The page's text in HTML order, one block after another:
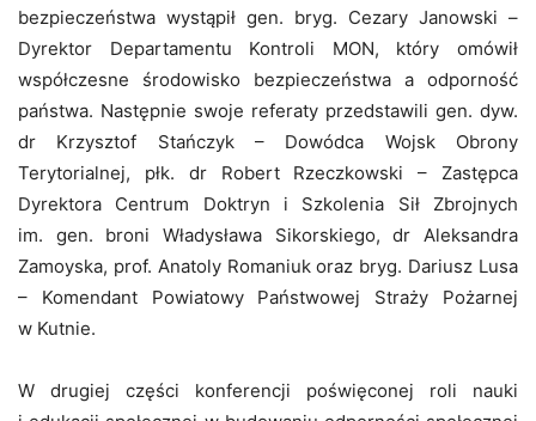
bezpieczeństwa wystąpił gen. bryg. Cezary Janowski –
Dyrektor Departamentu Kontroli MON, który omówił
współczesne środowisko bezpieczeństwa a odporność
państwa. Następnie swoje referaty przedstawili gen. dyw.
dr Krzysztof Stańczyk – Dowódca Wojsk Obrony
Terytorialnej, płk. dr Robert Rzeczkowski – Zastępca
Dyrektora Centrum Doktryn i Szkolenia Sił Zbrojnych
im. gen. broni Władysława Sikorskiego, dr Aleksandra
Zamoyska, prof. Anatoly Romaniuk oraz bryg. Dariusz Lusa
– Komendant Powiatowy Państwowej Straży Pożarnej
w Kutnie.
W drugiej części konferencji poświęconej roli nauki